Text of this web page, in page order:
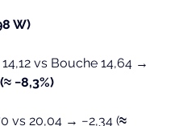
W)
14,12 vs Bouche 14,64 →
(≈ −8,3%)
vs 20,04 → −2,34 (≈